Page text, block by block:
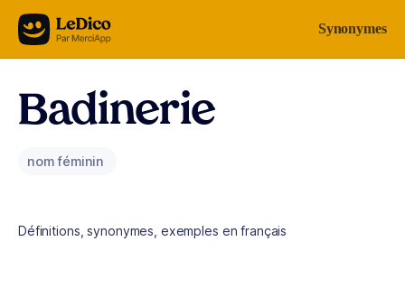
Aller au contenu Synonymes
Badinerie
nom féminin
Définitions, synonymes, exemples en français